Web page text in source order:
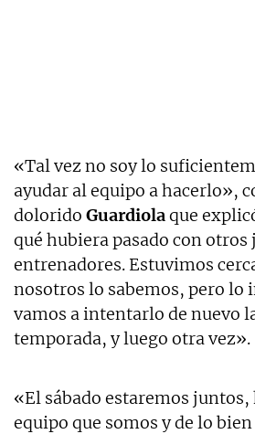
«Tal vez no soy lo
ayudar al equipo a hacerlo»,
dolorido Guardiolaque
qué hubiera pasado con otros
entrenadores. Estuvimos
nosotros lo sabemos, pero lo
vamos a intentarlo de nuevo
temporada, y luego otra vez».
«El sábado estaremos
equipo que somos y de lo